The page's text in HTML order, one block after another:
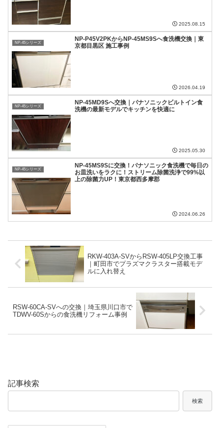
2025.08.15
NP-45シリーズ
NP-P45V2PKからNP-45MS9Sへ食洗機交換｜東
京都目黒区 施工事例
2026.04.19
NP-45シリーズ
NP-45MD9Sへ交換｜パナソニックビルトイン食
洗機の最新モデルでキッチンを快適に
2025.05.30
NP-45シリーズ
NP-45MS9Sに交換！パナソニック食洗機で毎日の
お皿洗いをラクに！ストリーム除菌洗浄で99%以
上の除菌力UP！東京都西多摩郡
2024.06.26
RKW-403A-SVからRSW-405LP交換工事
｜町田市でプラズマクラスター搭載モデ
ルに入れ替え
RSW-60CA-SVへの交換｜埼玉県川口市で
TDWV-60Sからの食洗機リフォーム事例
記事検索
検索